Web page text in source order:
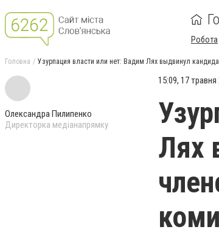
Робота
Головна Узурпация власти или нет: Вадим Лях выдвинул
Олександра Пилипенко
Директорка медіанапрямку
15:09, 17 травня
Лях